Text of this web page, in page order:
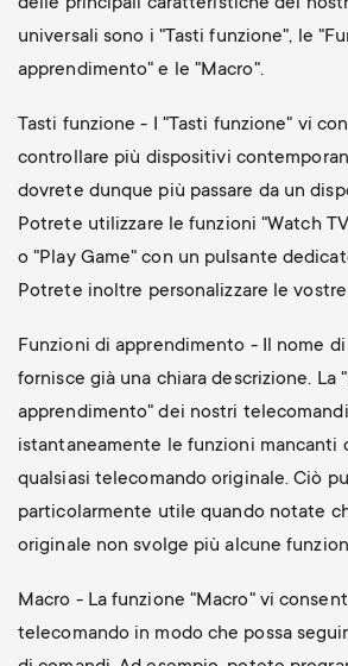
universali sono i "Tasti funzione", le
apprendimento" e le "Macro".
Tasti funzione - I "Tasti funzione" vi
controllare più dispositivi
dovrete dunque più passare da un
Potrete utilizzare le funzioni "Watch
o "Play Game" con un pulsante
Potrete inoltre personalizzare le
Funzioni di apprendimento - Il nome
fornisce già una chiara descrizione. La
apprendimento" dei nostri
istantaneamente le funzioni mancanti
qualsiasi telecomando originale. Ciò
particolarmente utile quando notate
originale non svolge più alcune
Macro - La funzione "Macro" vi
telecomando in modo che possa